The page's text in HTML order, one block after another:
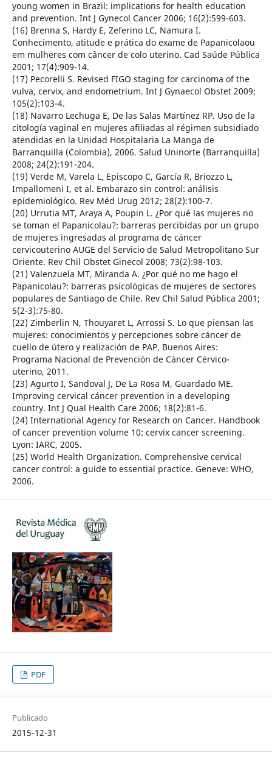
young women in Brazil: implications for health education
and prevention. Int J Gynecol Cancer 2006; 16(2):599-603.
(16) Brenna S, Hardy E, Zeferino LC, Namura I.
Conhecimento, atitude e prática do exame de Papanicolaou
em mulheres com câncer de colo uterino. Cad Saúde Pública
2001; 17(4):909-14.
(17) Pecorelli S. Revised FIGO staging for carcinoma of the
vulva, cervix, and endometrium. Int J Gynaecol Obstet 2009;
105(2):103-4.
(18) Navarro Lechuga E, De las Salas Martínez RP. Uso de la
citología vaginal en mujeres afiliadas al régimen subsidiado
atendidas en la Unidad Hospitalaria La Manga de
Barranquilla (Colombia), 2006. Salud Uninorte (Barranquilla)
2008; 24(2):191-204.
(19) Verde M, Varela L, Episcopo C, García R, Briozzo L,
Impallomeni I, et al. Embarazo sin control: análisis
epidemiológico. Rev Méd Urug 2012; 28(2):100-7.
(20) Urrutia MT, Araya A, Poupin L. ¿Por qué las mujeres no
se toman el Papanicolau?: barreras percibidas por un grupo
de mujeres ingresadas al programa de cáncer
cervicouterino AUGE del Servicio de Salud Metropolitano Sur
Oriente. Rev Chil Obstet Ginecol 2008; 73(2):98-103.
(21) Valenzuela MT, Miranda A. ¿Por qué no me hago el
Papanicolau?: barreras psicológicas de mujeres de sectores
populares de Santiago de Chile. Rev Chil Salud Pública 2001;
5(2-3):75-80.
(22) Zimberlin N, Thouyaret L, Arrossi S. Lo que piensan las
mujeres: conocimientos y percepciones sobre cáncer de
cuello de útero y realización de PAP. Buenos Aires:
Programa Nacional de Prevención de Cáncer Cérvico-
uterino, 2011.
(23) Agurto I, Sandoval J, De La Rosa M, Guardado ME.
Improving cervical cáncer prevention in a developing
country. Int J Qual Health Care 2006; 18(2):81-6.
(24) International Agency for Research on Cancer. Handbook
of cancer prevention volume 10: cervix cancer screening.
Lyon: IARC, 2005.
(25) World Health Organization. Comprehensive cervical
cancer control: a guide to essential practice. Geneve: WHO,
2006.
PDF
Publicado
2015-12-31